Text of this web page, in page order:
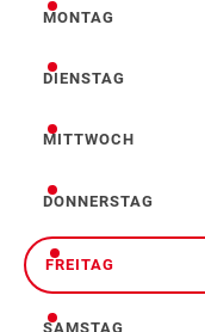
Montag
MONTAG
Dienstag
DIENSTAG
Mittwoch
MITTWOCH
Donnerstag
DONNERSTAG
Freitag
FREITAG
SAMSTAG